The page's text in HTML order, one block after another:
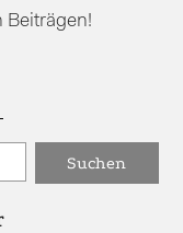
Beiträgen!